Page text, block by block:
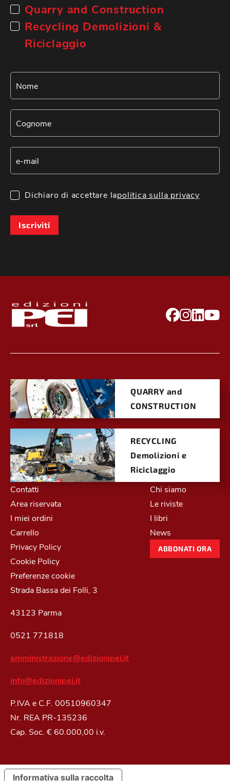
Quarry and Construction
Recycling Demolizioni &
Riciclaggio
Dichiaro di accettare lapolitica sulla privacy
Iscriviti
QUARRY and
CONSTRUCTION
RECYCLING
Demolizioni e
Riciclaggio
Contatti
Area riservata
I miei ordini
Carrello
Privacy Policy
Cookie Policy
Preferenze cookie
Chi siamo
Le riviste
I libri
News
ABBONATI ORA
Strada Bassa dei Folli, 3
43123 Parma
0521 771818
amministrazione@edizionipei.it
info@edizionipei.it
P.IVA e C.F. 00510960347
Nr. REA PR-135236
Cap. Soc. € 60.000,00 i.v.
Informativa sulla raccolta